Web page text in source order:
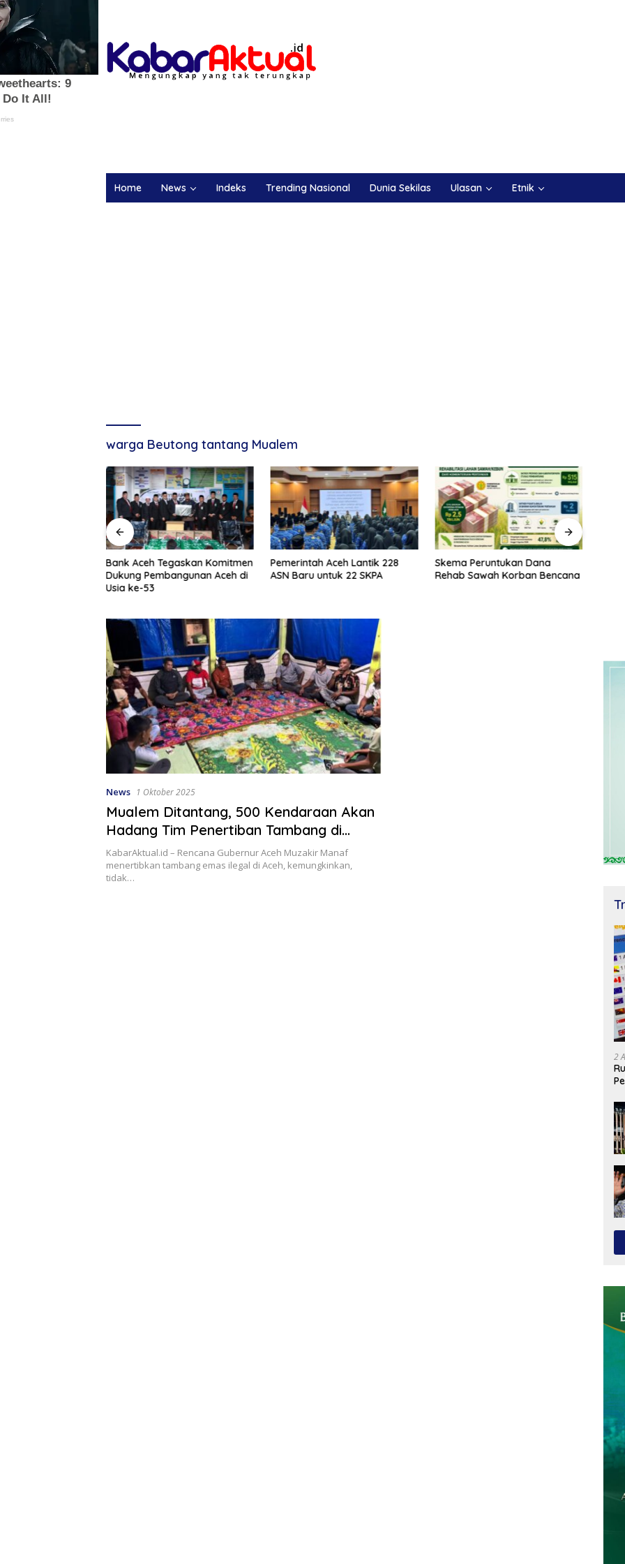
Home News Indeks Trending Nasional Dunia Sekilas Ulasan Etnik
warga Beutong tantang Mualem
Bank Aceh Tegaskan Komitmen
Dukung Pembangunan Aceh di
Usia ke-53
Pemerintah Aceh Lantik 228
ASN Baru untuk 22 SKPA
Skema Peruntukan Dana
Rehab Sawah Korban Bencana
News 1 Oktober 2025
Mualem Ditantang, 500 Kendaraan Akan
Hadang Tim Penertiban Tambang di
Nagan Raya
KabarAktual.id – Rencana Gubernur Aceh Muzakir Manaf
menertibkan tambang emas ilegal di Aceh, kemungkinkan,
tidak…
2